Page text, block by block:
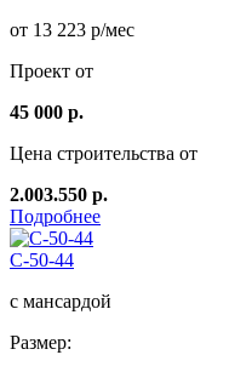
от 13 223 р/мес
Проект от
45 000 р.
Цена строительства от
2.003.550 р.
Подробнее
C-50-44
с мансардой
Размер: